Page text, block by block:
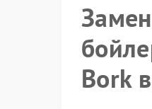
Bork